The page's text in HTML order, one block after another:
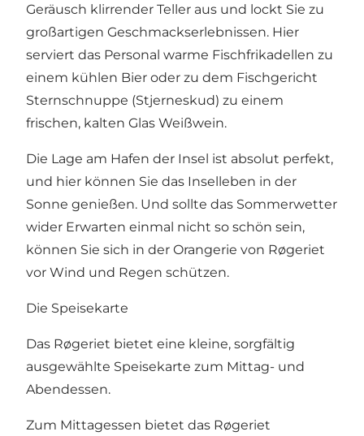
Geräusch klirrender Teller aus und lockt Sie zu
großartigen Geschmackserlebnissen. Hier
serviert das Personal warme Fischfrikadellen zu
einem kühlen Bier oder zu dem Fischgericht
Sternschnuppe (Stjerneskud) zu einem
frischen, kalten Glas Weißwein.
Die Lage am Hafen der Insel ist absolut perfekt,
und hier können Sie das Inselleben in der
Sonne genießen. Und sollte das Sommerwetter
wider Erwarten einmal nicht so schön sein,
können Sie sich in der Orangerie von Røgeriet
vor Wind und Regen schützen.
Die Speisekarte
Das Røgeriet bietet eine kleine, sorgfältig
ausgewählte Speisekarte zum Mittag- und
Abendessen.
Zum Mittagessen bietet das Røgeriet